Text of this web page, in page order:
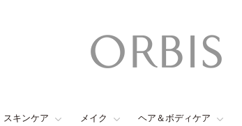
スキンケア メイク ヘア＆ボディケア